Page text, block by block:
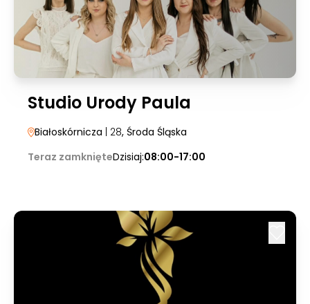
Studio Urody Paula
Białoskórnicza | 28, Środa Śląska
Teraz zamknięteDzisiaj:08:00-17:00